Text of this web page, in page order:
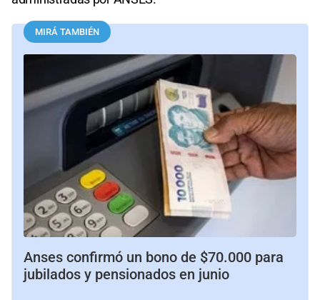
MIRÁ TAMBIÉN
Anses confirmó un bono de $70.000 para
jubilados y pensionados en junio